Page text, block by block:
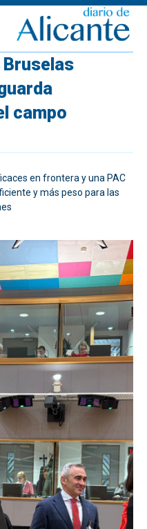
Bruselas
campo
en frontera y una PAC
y más peso para las